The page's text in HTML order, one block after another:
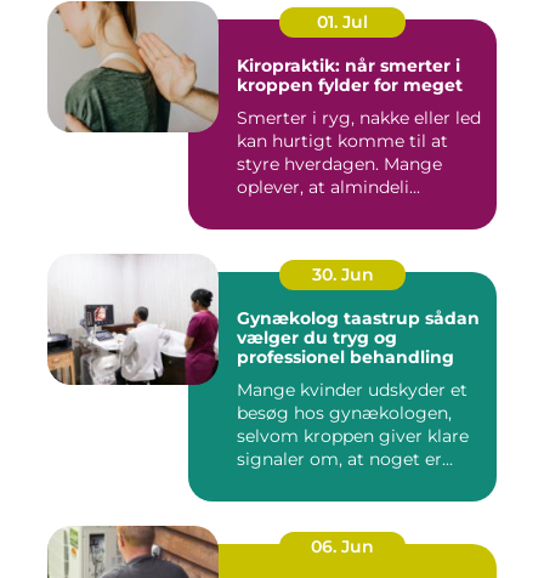
01. Jul
Kiropraktik: når smerter i
kroppen fylder for meget
Smerter i ryg, nakke eller led
kan hurtigt komme til at
styre hverdagen. Mange
oplever, at almindeli...
30. Jun
Gynækolog taastrup sådan
vælger du tryg og
professionel behandling
Mange kvinder udskyder et
besøg hos gynækologen,
selvom kroppen giver klare
signaler om, at noget er...
06. Jun